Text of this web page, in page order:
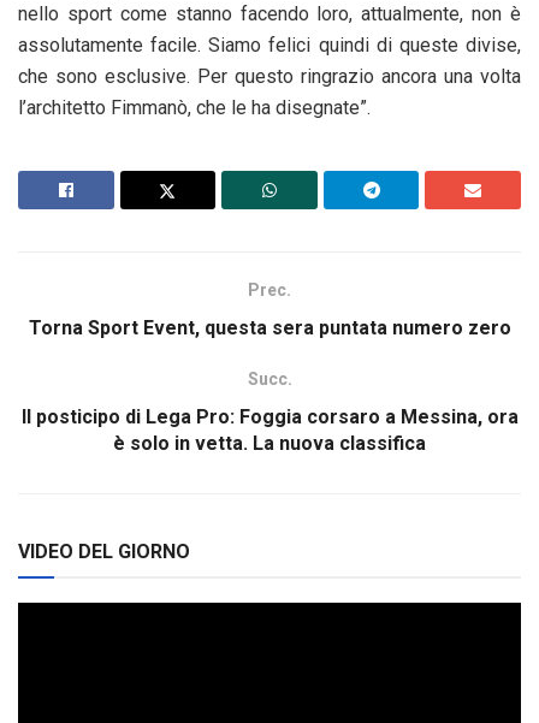
nello sport come stanno facendo loro, attualmente, non è
assolutamente facile. Siamo felici quindi di queste divise,
che sono esclusive. Per questo ringrazio ancora una volta
l’architetto Fimmanò, che le ha disegnate”.
Prec.
Torna Sport Event, questa sera puntata numero zero
Succ.
Il posticipo di Lega Pro: Foggia corsaro a Messina, ora
è solo in vetta. La nuova classifica
VIDEO DEL GIORNO